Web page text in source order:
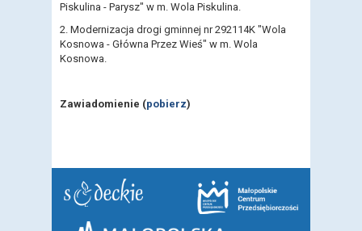
Piskulina - Parysz" w m. Wola Piskulina.
2. Modernizacja drogi gminnej nr 292114K "Wola
Kosnowa - Główna Przez Wieś" w m. Wola
Kosnowa.
Zawiadomienie (pobierz)